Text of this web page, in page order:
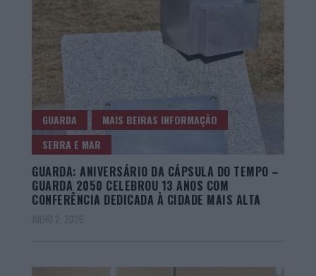
GUARDA
MAIS BEIRAS INFORMAÇÃO
SERRA E MAR
GUARDA: ANIVERSÁRIO DA CÁPSULA DO TEMPO –
GUARDA 2050 CELEBROU 13 ANOS COM
CONFERÊNCIA DEDICADA À CIDADE MAIS ALTA